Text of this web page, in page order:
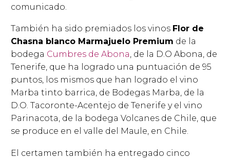
comunicado.
También ha sido premiados los vinos Flor de
Chasna blanco Marmajuelo Premium de la
bodega Cumbres de Abona, de la D.O Abona, de
Tenerife, que ha logrado una puntuación de 95
puntos, los mismos que han logrado el vino
Marba tinto barrica, de Bodegas Marba, de la
D.O. Tacoronte-Acentejo de Tenerife y el vino
Parinacota, de la bodega Volcanes de Chile, que
se produce en el valle del Maule, en Chile.
El certamen también ha entregado cinco